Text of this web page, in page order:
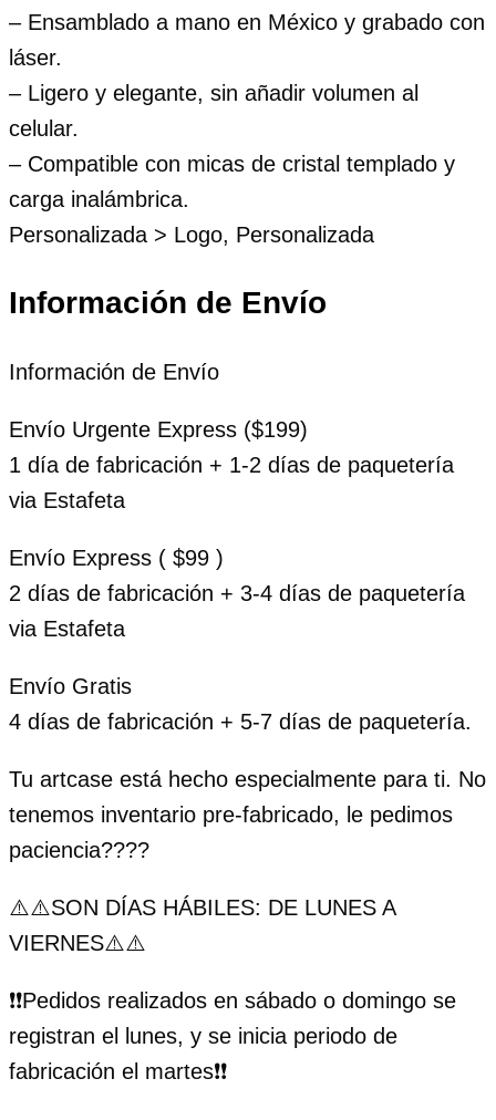
– Ensamblado a mano en México y grabado con
láser.
– Ligero y elegante, sin añadir volumen al
celular.
– Compatible con micas de cristal templado y
carga inalámbrica.
Personalizada > Logo, Personalizada
Información de Envío
Información de Envío
Envío Urgente Express ($199)
1 día de fabricación + 1-2 días de paquetería
via Estafeta
Envío Express ( $99 )
2 días de fabricación + 3-4 días de paquetería
via Estafeta
Envío Gratis
4 días de fabricación + 5-7 días de paquetería.
Tu artcase está hecho especialmente para ti. No
tenemos inventario pre-fabricado, le pedimos
paciencia????
⚠️⚠️SON DÍAS HÁBILES: DE LUNES A
VIERNES⚠️⚠️
❗️❗️Pedidos realizados en sábado o domingo se
registran el lunes, y se inicia periodo de
fabricación el martes❗️❗️